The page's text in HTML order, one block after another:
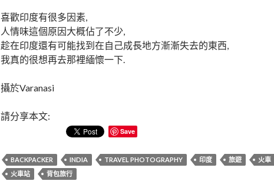
喜歡印度有很多因素,
人情味這個原因大概佔了不少,
趁在印度還有可能找到在自己成長地方漸漸失去的東西,
我真的很想再去那裡緬懷一下.
攝於Varanasi
請分享本文:
Save
BACKPACKER INDIA TRAVEL PHOTOGRAPHY 印度 旅遊
火車
火車站
背包旅行